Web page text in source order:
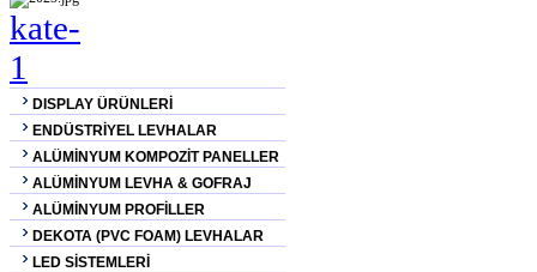
DISPLAY ÜRÜNLERİ
ENDÜSTRİYEL LEVHALAR
ALÜMİNYUM KOMPOZİT PANELLER
ALÜMİNYUM LEVHA & GOFRAJ
ALÜMİNYUM PROFİLLER
DEKOTA (PVC FOAM) LEVHALAR
LED SİSTEMLERİ